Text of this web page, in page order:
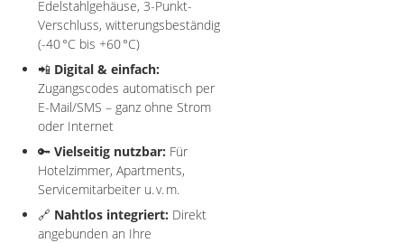
Edelstahlgehäuse, 3-Punkt-
Verschluss, witterungsbeständig
(-40 °C bis +60 °C)
📲 Digital & einfach:
Zugangscodes automatisch per
E-Mail/SMS – ganz ohne Strom
oder Internet
🔑 Vielseitig nutzbar: Für
Hotelzimmer, Apartments,
Servicemitarbeiter u. v. m.
🔗 Nahtlos integriert: Direkt
angebunden an Ihre